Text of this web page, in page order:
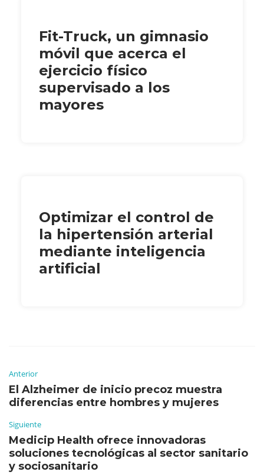
Fit-Truck, un gimnasio
móvil que acerca el
ejercicio físico
supervisado a los
mayores
Optimizar el control de
la hipertensión arterial
mediante inteligencia
artificial
Anterior
El Alzheimer de inicio precoz muestra
diferencias entre hombres y mujeres
Siguiente
Medicip Health ofrece innovadoras
soluciones tecnológicas al sector sanitario
y sociosanitario